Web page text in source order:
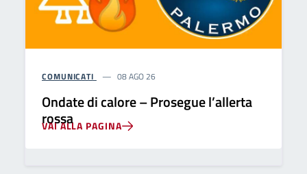
COMUNICATI 08 AGO 26
Ondate di calore – Prosegue l’allerta
rossa
VAI ALLA PAGINA